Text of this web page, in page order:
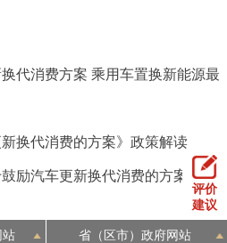
代消费方案 乘用车置换新能源最
换代消费的方案》政策解读
励汽车更新换代消费的方案》
评价
建议
站 省（区市）政府网站